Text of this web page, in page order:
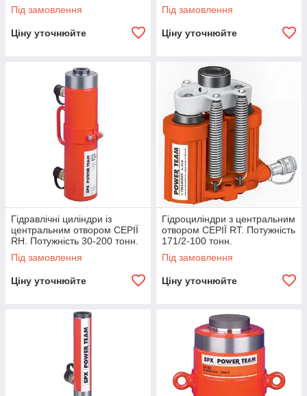
Під замовлення
Ціну уточнюйте
Під замовлення
Ціну уточнюйте
Гідравлічні циліндри із
центральним отвором СЕРІЇ
RH. Потужність 30-200 тонн.
Під замовлення
Ціну уточнюйте
Гідроциліндри з центральним
отвором СЕРІЇ RT. Потужність
171/2-100 тонн.
Під замовлення
Ціну уточнюйте